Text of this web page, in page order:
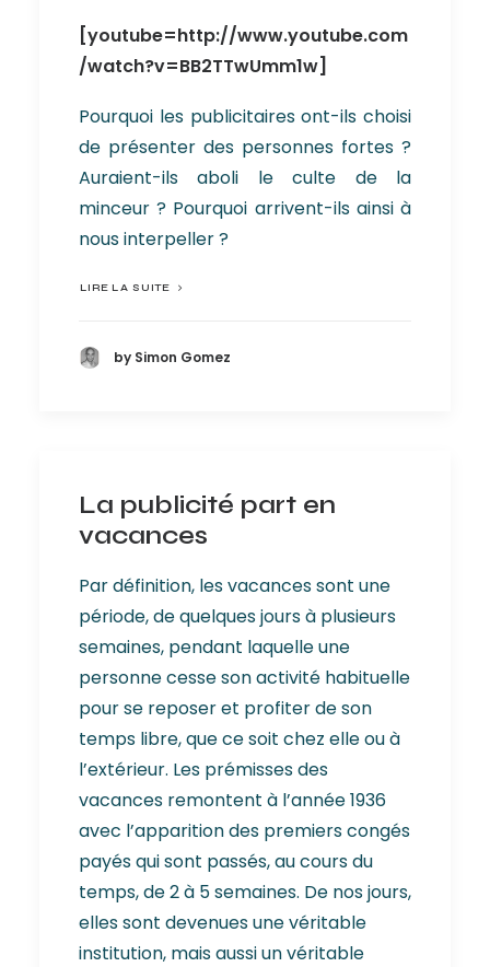
[youtube=http://www.youtube.com
/watch?v=BB2TTwUmm1w]
Pourquoi les publicitaires ont-ils choisi
de présenter des personnes fortes ?
Auraient-ils aboli le culte de la
minceur ? Pourquoi arrivent-ils ainsi à
nous interpeller ?
LIRE LA SUITE
by Simon Gomez
La publicité part en
vacances
Par définition, les vacances sont une
période, de quelques jours à plusieurs
semaines, pendant laquelle une
personne cesse son activité habituelle
pour se reposer et profiter de son
temps libre, que ce soit chez elle ou à
l’extérieur. Les prémisses des
vacances remontent à l’année 1936
avec l’apparition des premiers congés
payés qui sont passés, au cours du
temps, de 2 à 5 semaines. De nos jours,
elles sont devenues une véritable
institution, mais aussi un véritable